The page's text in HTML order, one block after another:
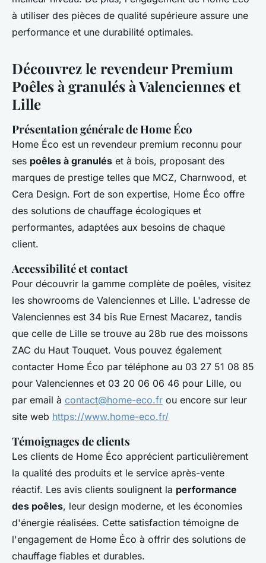
à utiliser des pièces de qualité supérieure assure une
performance et une durabilité optimales.
Découvrez le revendeur Premium
Poêles à granulés à Valenciennes et
Lille
Présentation générale de Home Éco
Home Éco est un revendeur premium reconnu pour
ses poêles à granulés et à bois, proposant des
marques de prestige telles que MCZ, Charnwood, et
Cera Design. Fort de son expertise, Home Éco offre
des solutions de chauffage écologiques et
performantes, adaptées aux besoins de chaque
client.
Accessibilité et contact
Pour découvrir la gamme complète de poêles, visitez
les showrooms de Valenciennes et Lille. L'adresse de
Valenciennes est 34 bis Rue Ernest Macarez, tandis
que celle de Lille se trouve au 28b rue des moissons
ZAC du Haut Touquet. Vous pouvez également
contacter Home Éco par téléphone au 03 27 51 08 85
pour Valenciennes et 03 20 06 06 46 pour Lille, ou
par email à contact@home-eco.fr ou encore sur leur
site web https://www.home-eco.fr/
Témoignages de clients
Les clients de Home Éco apprécient particulièrement
la qualité des produits et le service après-vente
réactif. Les avis clients soulignent la performance
des poêles, leur design moderne, et les économies
d'énergie réalisées. Cette satisfaction témoigne de
l'engagement de Home Éco à offrir des solutions de
chauffage fiables et durables.